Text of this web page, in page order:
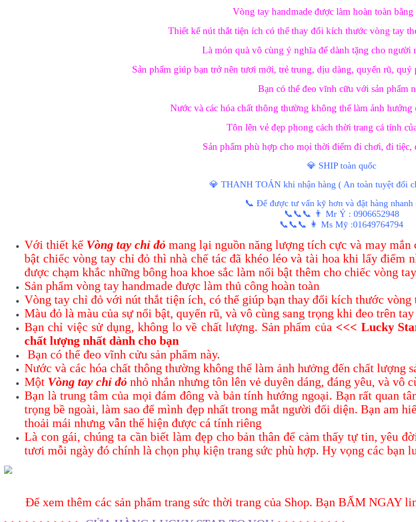
Vòng tay handmade được làm hoàn toàn
Thiết kế nút thắt tiện ích có thể thay đổi kích thước vòng tay
Là món quà vô cùng ý nghĩa để dành tặng cho người
Sản phẩm giúp bạn trở nên tươi mới, trẻ trung, dịu dàng, quyến rũ, quý
Bạn có thể đeo vĩnh cữu với sản phẩm
Nước và các hóa chất thông thường không thể làm ảnh hưởng
Tôn lên vẻ đẹp phong cách thời trang cá tính
Sản phẩm phù hợp cho mọi thời điểm đi chơi, đi
💎 SHIP toàn quốc
💎 THANH TOÁN khi nhận hàng ( An toàn tuyệt đối
📞 Để được tư vấn kỹ hơn và đặt hàng nhanh
📞📞📞 👨 Mr Ý : 0906652948
📞📞📞 👩 Ms Mỹ :01649764794
Với thiết kế Vòng tay chỉ đỏ mang lại nguồn năng lượng tích cực và may
bật chiếc vòng tay chỉ đỏ thì nhà chế tác đã khéo léo và tài hoa khi lấy điểm
được chạm khắc những bông hoa khoe sắc làm nổi bật thêm cho chiếc vòng
Sản phẩm vòng tay handmade được làm thủ công hoàn toàn
Vòng tay chỉ đỏ với nút thắt tiện ích, có thể giúp bạn thay đổi kích thước
Màu đỏ là màu của sự nổi bật, quyến rũ, và vô cùng sang trọng khi đeo trên tay
Bạn chỉ việc sử dụng, không lo về chất lượng. Sản phẩm của <<< Lucky
chất lượng nhất dành cho bạn
Bạn có thể đeo vĩnh cửu sản phẩm này.
Nước và các hóa chất thông thường không thể làm ảnh hưởng đến chất lượng
Một Vòng tay chỉ đỏ nhỏ nhắn nhưng tôn lên vẻ duyên dáng, đáng yêu, và vô
Bạn là trung tâm của mọi đám đông và bản tính hướng ngoại. Bạn rất quan
trọng bề ngoài, làm sao để mình đẹp nhất trong mắt người đối diện. Bạn am
thoải mái nhưng vẫn thể hiện được cá tính riêng
Là con gái, chúng ta cần biết làm đẹp cho bản thân để cảm thấy tự tin, yêu
tươi mỗi ngày đó chính là chọn phụ kiện trang sức phù hợp. Hy vọng các bạn
Để xem thêm các sản phẩm trang sức thời trang của Shop. Bạn BẤM NGAY